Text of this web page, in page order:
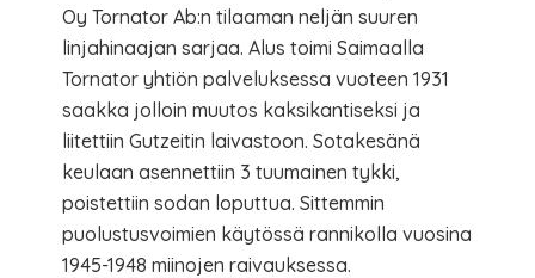
Oy Tornator Ab:n tilaaman neljän suuren
linjahinaajan sarjaa. Alus toimi Saimaalla
Tornator yhtiön palveluksessa vuoteen 1931
saakka jolloin muutos kaksikantiseksi ja
liitettiin Gutzeitin laivastoon. Sotakesänä
keulaan asennettiin 3 tuumainen tykki,
poistettiin sodan loputtua. Sittemmin
puolustusvoimien käytössä rannikolla vuosina
1945-1948 miinojen raivauksessa.